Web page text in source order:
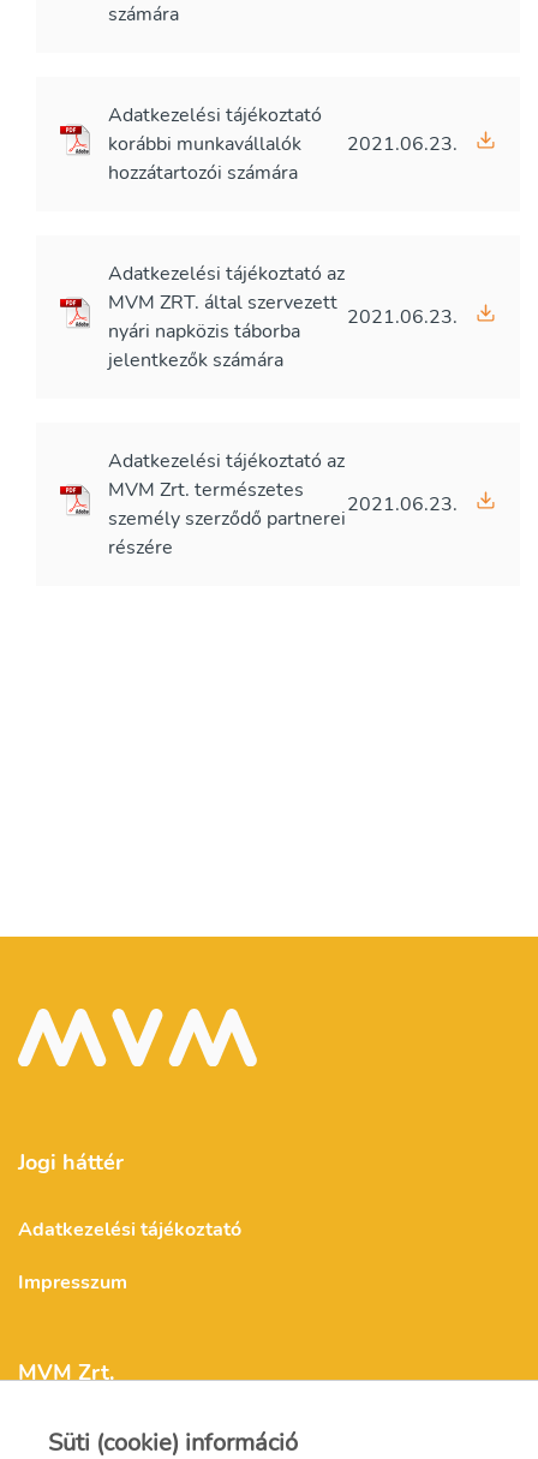
számára
Adatkezelési tájékoztató
korábbi munkavállalók
hozzátartozói számára
2021.06.23.
Adatkezelési tájékoztató az
MVM ZRT. által szervezett
nyári napközis táborba
jelentkezők számára
2021.06.23.
Adatkezelési tájékoztató az
MVM Zrt. természetes
személy szerződő partnerei
részére
2021.06.23.
Jogi háttér
Adatkezelési tájékoztató
Impresszum
MVM Zrt.
Süti (cookie) információ